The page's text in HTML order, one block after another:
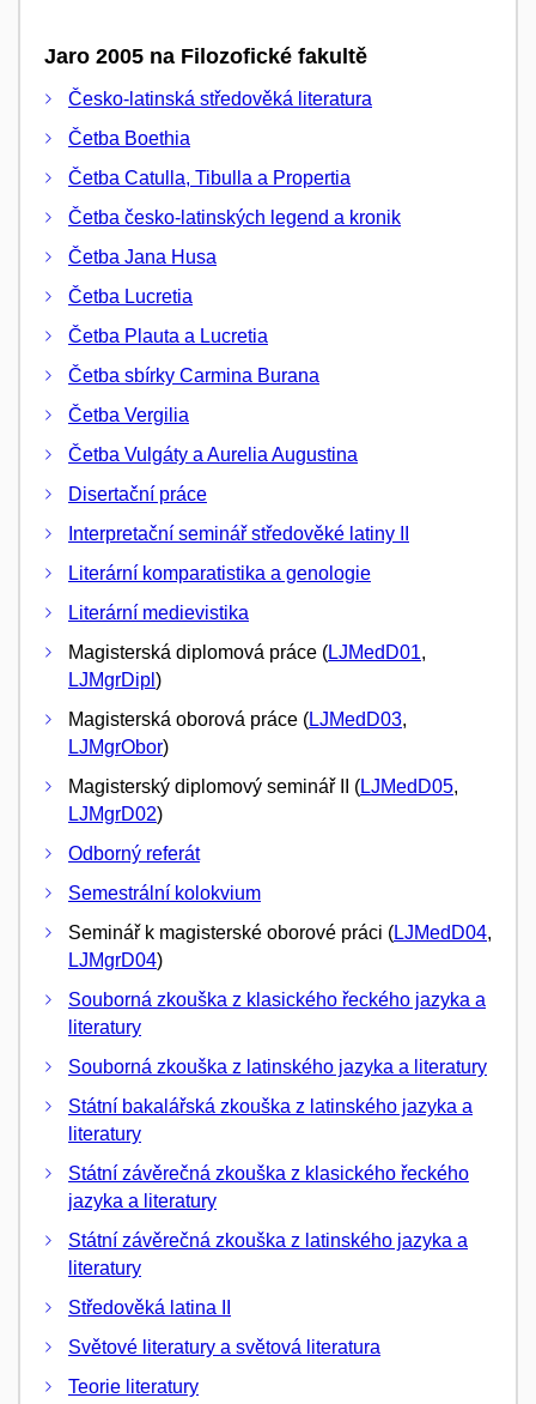
Jaro 2005 na Filozofické fakultě
Česko-latinská středověká literatura
Četba Boethia
Četba Catulla, Tibulla a Propertia
Četba česko-latinských legend a kronik
Četba Jana Husa
Četba Lucretia
Četba Plauta a Lucretia
Četba sbírky Carmina Burana
Četba Vergilia
Četba Vulgáty a Aurelia Augustina
Disertační práce
Interpretační seminář středověké latiny II
Literární komparatistika a genologie
Literární medievistika
Magisterská diplomová práce (LJMedD01,
LJMgrDipl )
Magisterská oborová práce (LJMedD03,
LJMgrObor)
Magisterský diplomový seminář II (LJMedD05,
LJMgrD02)
Odborný referát
Semestrální kolokvium
Seminář k magisterské oborové práci (LJMedD04,
LJMgrD04)
Souborná zkouška z klasického řeckého jazyka a
literatury
Souborná zkouška z latinského jazyka a literatury
Státní bakalářská zkouška z latinského jazyka a
literatury
Státní závěrečná zkouška z klasického řeckého
jazyka a literatury
Státní závěrečná zkouška z latinského jazyka a
literatury
Středověká latina II
Světové literatury a světová literatura
Teorie literatury